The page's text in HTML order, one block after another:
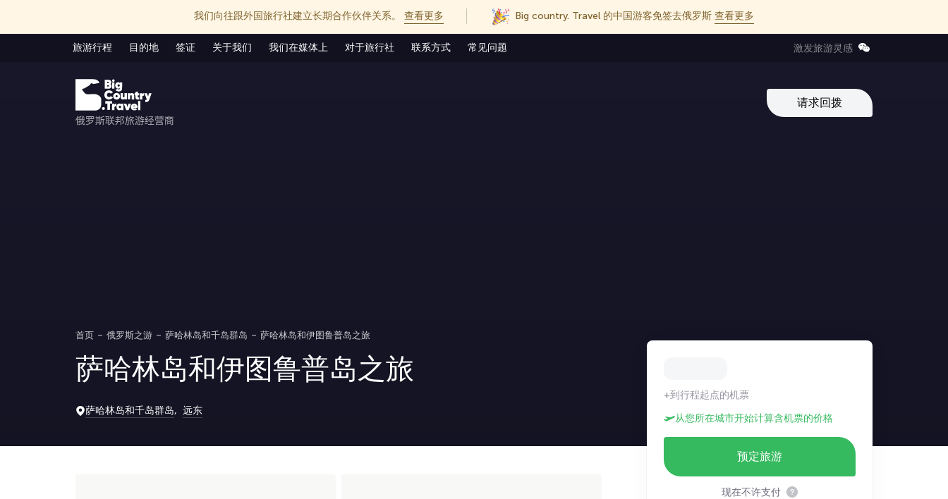
我们向往跟外国旅行社建立长期合作伙伴关系。 查看更多 Big country. Travel 的中国游客免签去俄罗斯 查看更多
旅游行程 目的地 签证 关于我们 我们在媒体上 对于旅行社 联系方式 常见问题 激发旅游灵感
请求回拨
首页 俄罗斯之游 萨哈林岛和千岛群岛 萨哈林岛和伊图鲁普岛之旅
萨哈林岛和伊图鲁普岛之旅
萨哈林岛和千岛群岛 远东
+到行程起点的机票
从您所在城市开始计算含机票的价格
预定旅游
现在不许支付